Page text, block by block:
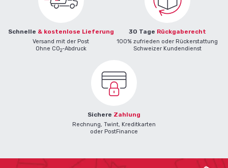
Schnelle & kostenlose Lieferung
Versand mit der Post
Ohne CO2-Abdruck
30 Tage Rückgaberecht
100% zufrieden oder Rückerstattung
Schweizer Kundendienst
Sichere Zahlung
Rechnung, Twint, Kreditkarten
oder PostFinance